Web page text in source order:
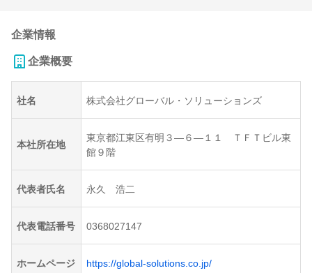
企業情報
企業概要
社名 株式会社グローバル・ソリューションズ
本社所在地
東京都江東区有明３―６―１１ ＴＦＴビル東
館９階
代表者氏名 永久 浩二
代表電話番号 0368027147
ホームページ https://global-solutions.co.jp/